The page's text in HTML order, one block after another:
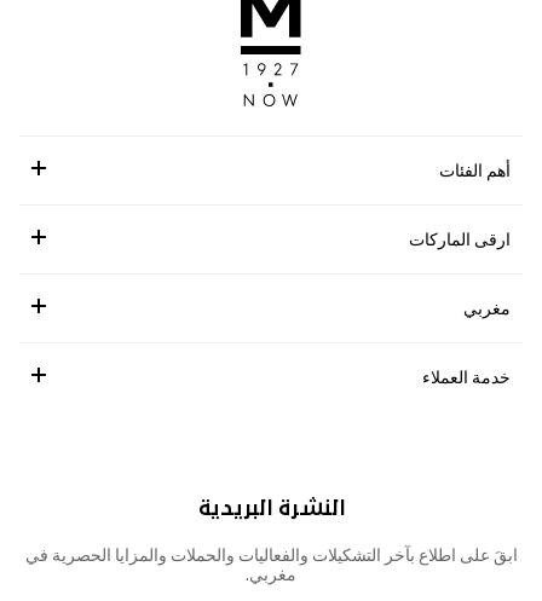
أهم الفئات
ارقى الماركات
مغربي
خدمة العملاء
النشرة البريدية
ابقَ على اطلاع بآخر التشكيلات والفعاليات والحملات والمزايا الحصرية في
مغربي.